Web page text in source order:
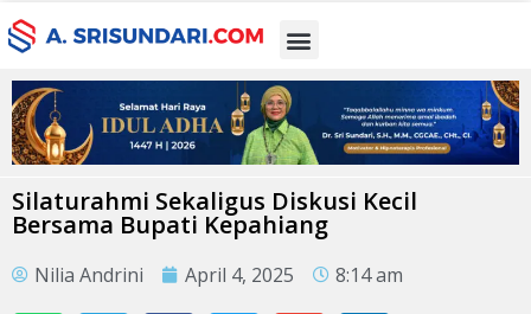
Silaturahmi Sekaligus Diskusi Kecil
Bersama Bupati Kepahiang
Nilia Andrini April 4, 2025 8:14 am